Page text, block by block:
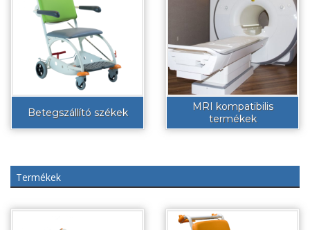
Betegszállító székek
MRI kompatibilis
termékek
Termékek